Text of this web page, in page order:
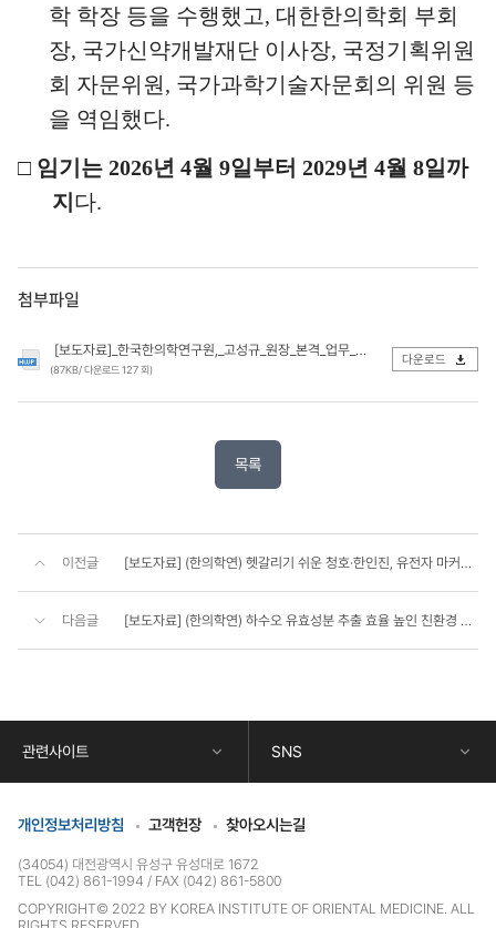
학 학장 등을 수행했고, 대한한의학회 부회
장, 국가신약개발재단 이사장, 국정기획위원
회 자문위원 , 국가과학기술자문회의 위원 등
을 역임했다.
□ 임기는 2026년 4월 9일부터 2029년 4월 8일까
지 다.
첨부파일
[보도자료]_한국한의학연구원,_고성규_원장_본격_업무_시작.hwp
(87KB/ 다운로드 127 회)
다운로드
목록
이전글 [보도자료] (한의학연) 헷갈리기 쉬운 청호·한인진, 유전자 마커로 빠르고 정확하게 가려낸다
다음글 [보도자료] (한의학연) 하수오 유효성분 추출 효율 높인 친환경 공정 개발
하
단
보
관련사이트 SNS
개인정보처리방침 고객헌장 찾아오시는길
(34054) 대전광역시 유성구 유성대로 1672
TEL (042) 861-1994
FAX (042) 861-5800
COPYRIGHT© 2022 BY KOREA INSTITUTE OF ORIENTAL MEDICINE. ALL